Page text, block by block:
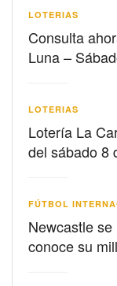
LOTERIAS
Consulta
Luna –
LOTERIAS
Lotería La
del sábado 8
FÚTBOL
Newcastle
conoce su